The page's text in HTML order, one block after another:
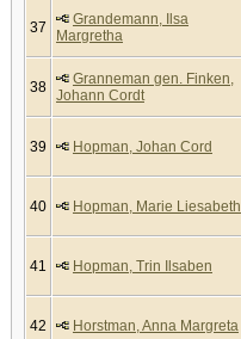
37
Grandemann, Ilsa
Margretha
38
Granneman gen. Finken,
Johann Cordt
39 Hopman, Johan Cord
40 Hopman, Marie Liesabeth
41 Hopman, Trin Ilsaben
42 Horstman, Anna Margreta